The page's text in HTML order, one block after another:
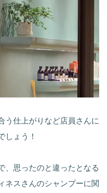
う仕上がりなど店員さんに
しょう！
、思ったのと違ったとなる
ネスさんのシャンプーに関